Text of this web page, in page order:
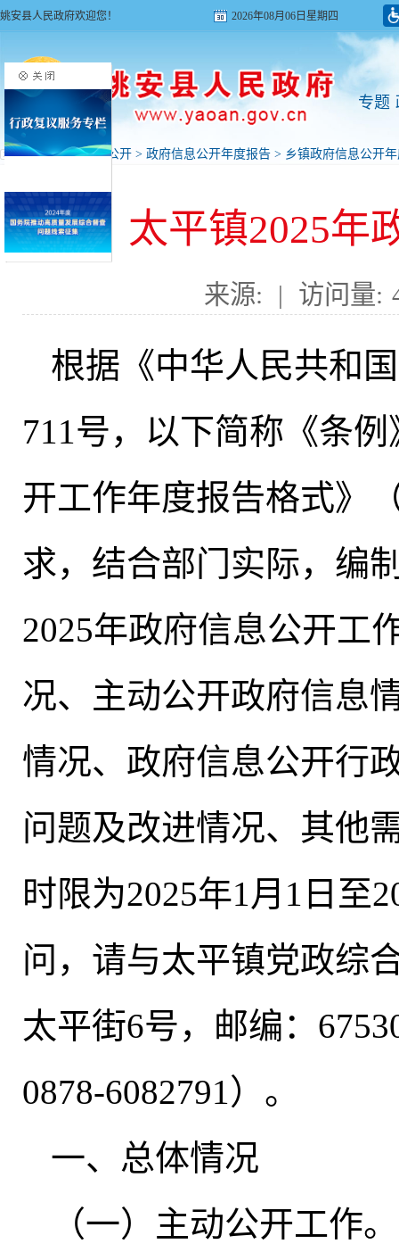
姚安县人民政府欢迎您！ 2026年08月06日星期四
专题
首页>政府信息公开 > 政府信息公开年度报告 > 乡镇政府信息公开
太平镇2025年
来源: | 访问量:
根据《中华人民共和
711号， 以下简称《条
开工作年度报告格式》
求，结合部门实际， 编
2025年政府信息公开工
况、主动公开政府信息
情况、政府信息公开行
问题及改进情况、其他
时限为2025年1月1日至
问 ， 请与太平镇党政综
太平街6号，邮编：
0878-6082791） 。
一、总体情况
（一）主动公开工作。